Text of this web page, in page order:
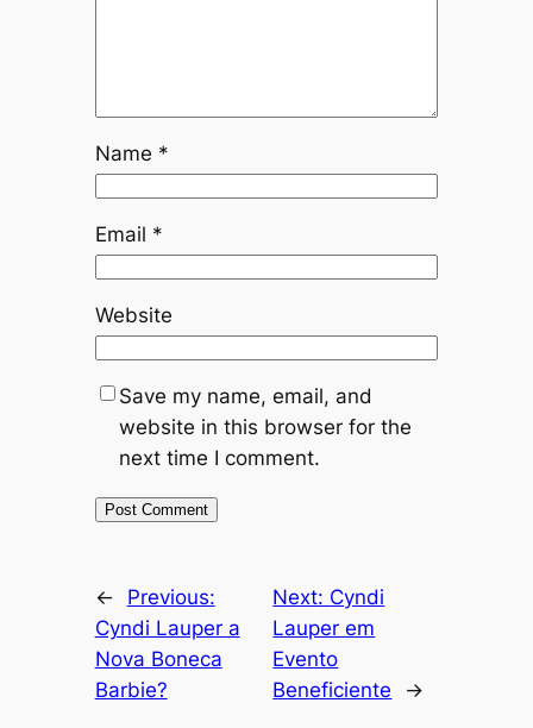
Name *
Email *
Website
Save my name, email, and
website in this browser for the
next time I comment.
←
Previous:
Cyndi Lauper a
Nova Boneca
Barbie?
Next: Cyndi
Lauper em
Evento
Beneficiente
→